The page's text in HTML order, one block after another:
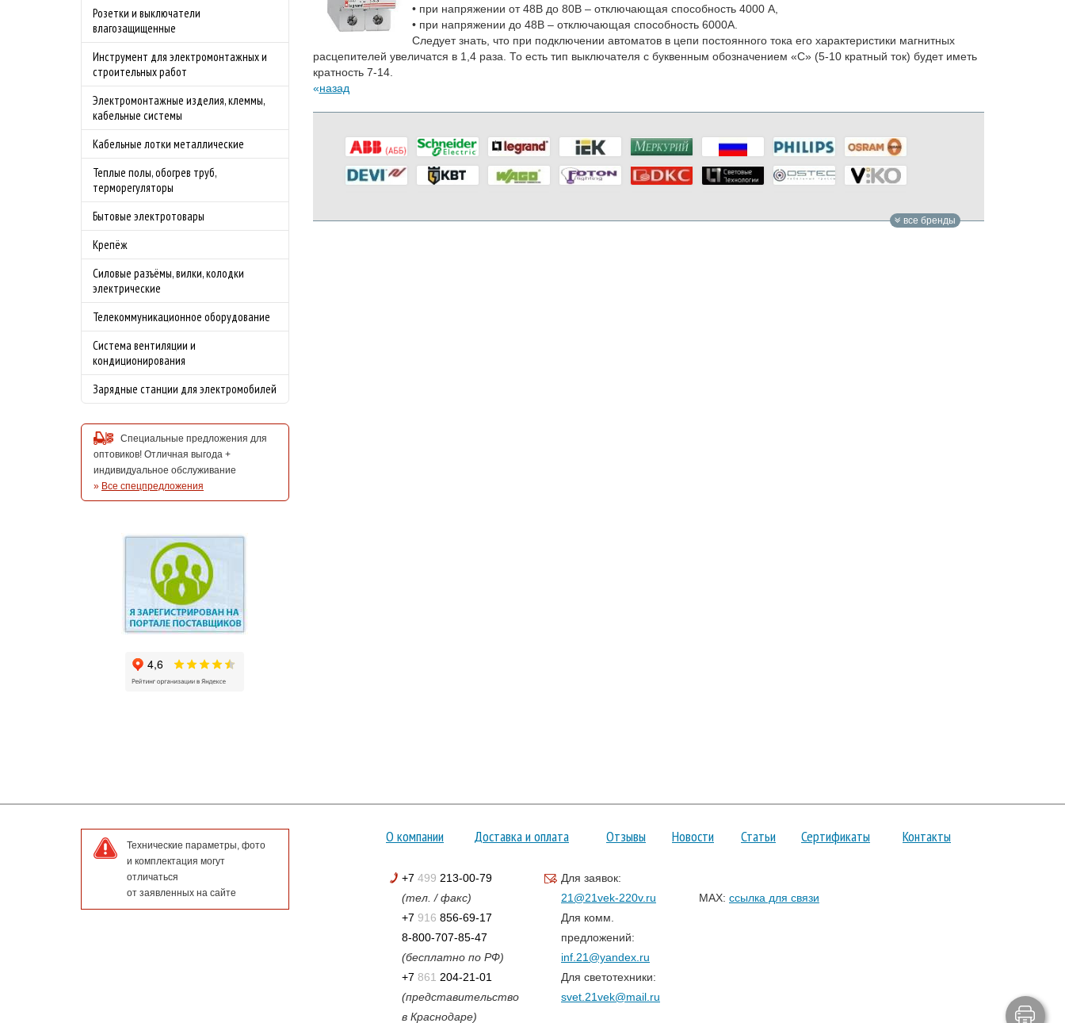
Розетки и выключатели
влагозащищенные
Инструмент для электромонтажных и
строительных работ
Электромонтажные изделия, клеммы,
кабельные системы
Кабельные лотки металлические
Теплые полы, обогрев труб,
терморегуляторы
Бытовые электротовары
Крепёж
Силовые разъёмы, вилки, колодки
электрические
Телекоммуникационное оборудование
Система вентиляции и
кондиционирования
Зарядные станции для электромобилей
Специальные предложения для
оптовиков! Отличная выгода +
индивидуальное обслуживание
» Все спецпредложения
• при напряжении от 48В до 80В – отключающая способность 4000 А,
• при напряжении до 48В – отключающая способность 6000А.
Следует знать, что при подключении автоматов в цепи постоянного тока его характеристики магнитных
расцепителей увеличатся в 1,4 раза. То есть тип выключателя с буквенным обозначением «С» (5-10 кратный ток) будет иметь
кратность 7-14.
назад
все бренды
Технические параметры, фото
и комплектация могут
отличаться
от заявленных на сайте
О компании Доставка и оплата Отзывы Новости Статьи Сертификаты Контакты
+7 499 213-00-79
(тел. / факс)
+7 916 856-69-17
8-800-707-85-47
(бесплатно по РФ)
+7 861 204-21-01
(представительство
в Краснодаре)
Для заявок:
21@21vek-220v.ru
Для комм.
предложений:
inf.21@yandex.ru
Для светотехники:
svet.21vek@mail.ru
MAX: ссылка для связи